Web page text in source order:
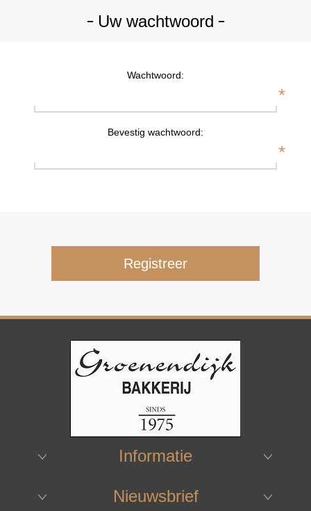
Uw wachtwoord
Wachtwoord:
*
Bevestig wachtwoord:
*
Informatie
Nieuwsbrief